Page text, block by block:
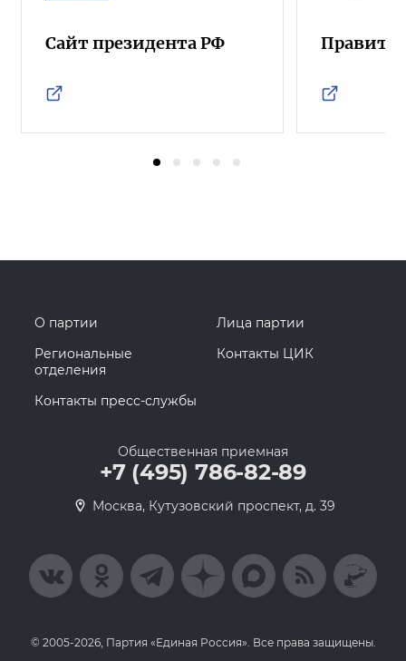
Сайт президента РФ
О партии
Лица партии
Региональные
отделения
Контакты ЦИК
Контакты пресс-службы
Общественная приемная
+7 (495) 786-82-89
Москва, Кутузовский проспект, д. 39
© 2005-2026, Партия «Единая Россия». Все права защищены.